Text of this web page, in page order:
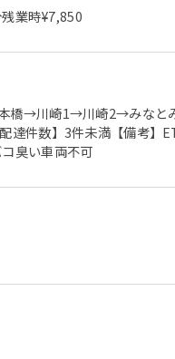
業時¥7,850
本橋→川崎1→川崎2→みなと
達件数】3件未満【備考】
臭い車両不可